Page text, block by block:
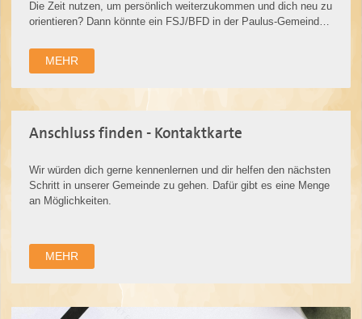
Die Zeit nutzen, um persönlich weiterzukommen und dich neu zu
orientieren? Dann könnte ein FSJ/BFD in der Paulus-Gemeinde
MEHR
Anschluss finden - Kontaktkarte
Wir würden dich gerne kennenlernen und dir helfen den nächsten
Schritt in unserer Gemeinde zu gehen. Dafür gibt es eine Menge
an Möglichkeiten.
MEHR